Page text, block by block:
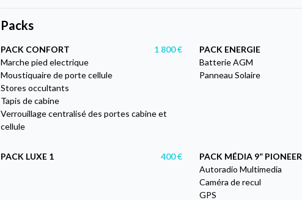
Packs
PACK CONFORT
1 800 €
Marche pied electrique
Moustiquaire de porte cellule
Stores occultants
Tapis de cabine
Verrouillage centralisé des portes cabine et
cellule
PACK ENERGIE
Batterie AGM
Panneau Solaire
PACK LUXE 1 400 € PACK MÉDIA 9” PIONEER
Autoradio Multimedia
Caméra de recul
GPS